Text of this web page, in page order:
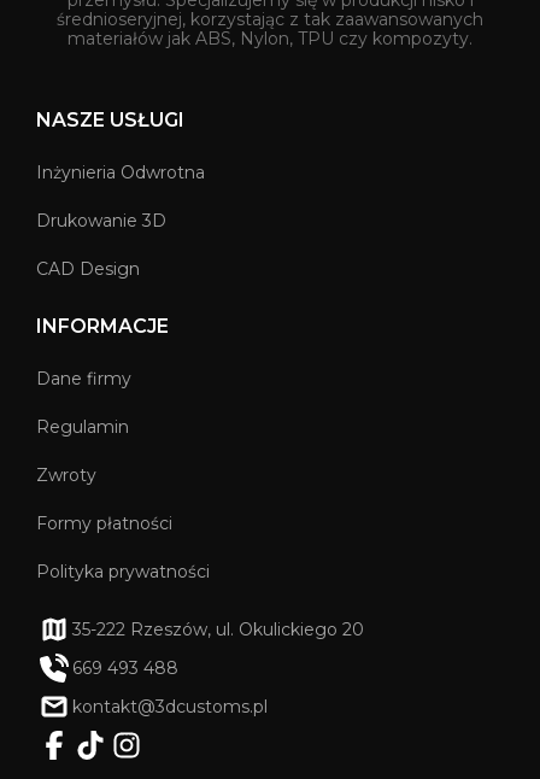
średnioseryjnej, korzystając z tak zaawansowanych
materiałów jak ABS, Nylon, TPU czy kompozyty.
NASZE USŁUGI
Inżynieria Odwrotna
Drukowanie 3D
CAD Design
INFORMACJE
Dane firmy
Regulamin
Zwroty
Formy płatności
Polityka prywatności
35-222 Rzeszów, ul. Okulickiego 20
669 493 488
kontakt@3dcustoms.pl